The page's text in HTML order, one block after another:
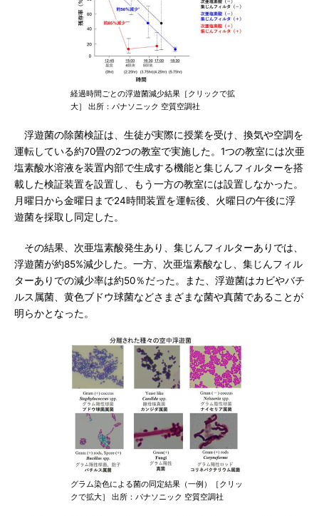
経過時間ごとの浮遊菌減少結果［クリックで拡
大］ 出所：パナソニック 空質空調社
浮遊菌の除菌検証は、生徒が実際に授業を受け、換気や空調を
運転している約70畳の2つの教室で実施した。1つの教室には次亜
塩素酸水溶液を装置内部で生成する機能と集じんフィルターを搭
載した検証装置を設置し、もう一方の教室には設置しなかった。
月曜日から金曜日まで24時間装置を運転後、火曜日の午後に浮
遊菌を採取し同定した。
その結果、次亜塩素酸発生あり、集じんフィルターありでは、
浮遊菌が約85%減少した。一方、次亜塩素酸なし、集じんフィル
ターありでの減少率は約50％だった。また、浮遊菌はカビやバチ
ルス属菌、黄色ブドウ球菌などさまざまな菌や真菌であることが
明らかとなった。
グラム染色による菌の同定結果（一例）［クリッ
クで拡大］ 出所：パナソニック 空質空調社